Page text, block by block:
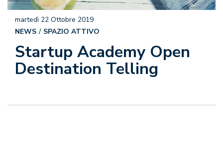
Startup Academy Open
Destination Telling
martedì 22 Ottobre 2019
NEWS
SPAZIO ATTIVO